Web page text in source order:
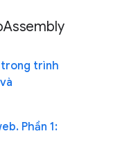
trong trình
Phần 1: